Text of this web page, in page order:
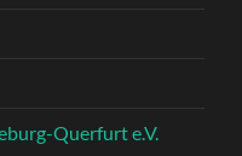
Querfurt e.V.